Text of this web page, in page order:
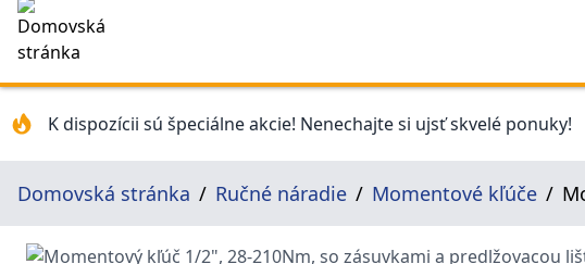
K dispozícii sú špeciálne akcie! Nenechajte si ujsť skvelé ponuky!
Domovská stránka Ručné náradie Momentové kľúče